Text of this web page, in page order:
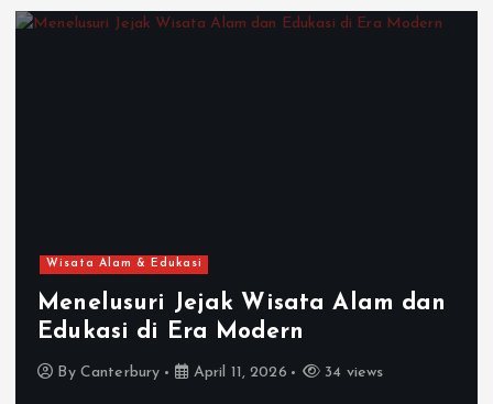
Wisata Alam & Edukasi
Menelusuri Jejak Wisata Alam dan
Edukasi di Era Modern
By Canterbury April 11, 2026 34 views